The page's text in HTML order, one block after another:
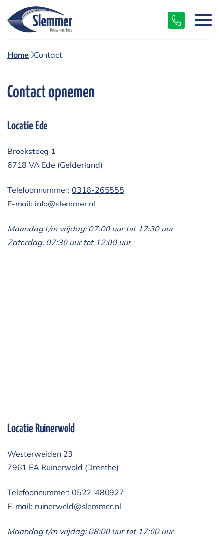
Home Contact
Contact opnemen
Locatie Ede
Broeksteeg 1
6718 VA Ede (Gelderland)
Telefoonnummer: 0318-265555
E-mail: info@slemmer.nl
Maandag t/m vrijdag: 07:00 uur tot 17:30 uur
Zaterdag: 07:30 uur tot 12:00 uur
Locatie Ruinerwold
Westerweiden 23
7961 EA Ruinerwold (Drenthe)
Telefoonnummer: 0522-480927
E-mail: ruinerwold@slemmer.nl
Maandag t/m vrijdag: 08:00 uur tot 17:00 uur